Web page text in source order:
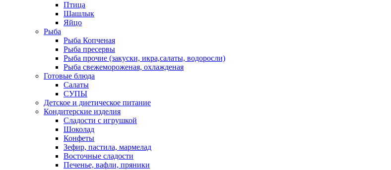
Птица
Шашлык
Яйцо
Рыба
Рыба Копченая
Рыба пресервы
Рыба прочие (закуски, икра,салаты, водоросли)
Рыба свежемороженая, охлажденая
Готовые блюда
Салаты
СУПЫ
Детское и диетическое питание
Кондитерские изделия
Сладости с игрушкой
Шоколад
Конфеты
Зефир, пастила, мармелад
Восточные сладости
Печенье, вафли, пряники